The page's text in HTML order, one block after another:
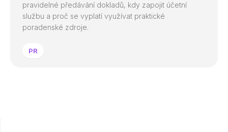
pravidelné předávání dokladů, kdy zapojit účetní
službu a proč se vyplatí využívat praktické
poradenské zdroje.
PR